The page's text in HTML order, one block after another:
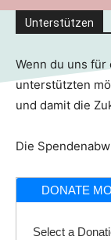
Unterstützen
Wenn du uns für
unterstützten
und damit die
Die
DONATE
Select a